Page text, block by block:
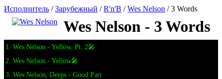
Исполнитель /Зарубежный /R'n'B /Wes Nelson / 3 Words
Wes Nelson - 3 Words
1. Wes Nelson - Yellow, Pt. 2🎤
2. Wes Nelson - Yellow🎤
3. Wes Nelson, Deeps - Good Part